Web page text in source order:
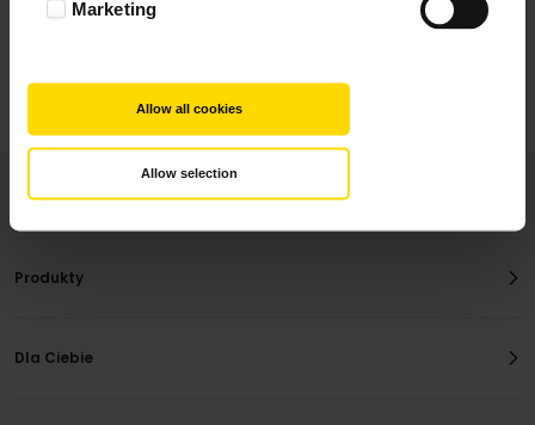
Marketing
Allow all cookies
Allow selection
Najbardziej pomocne oceny, które doradzą Ci
Produkty
Dla Ciebie